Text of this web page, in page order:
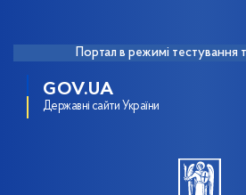
Портал в режимі тестування
GOV.UA
Державні сайти України